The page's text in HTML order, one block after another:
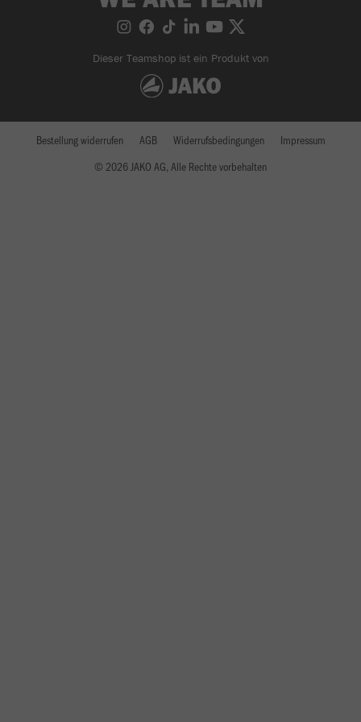
Dieser Teamshop ist ein Produkt von
© 2026 JAKO AG, Alle Rechte vorbehalten
Bestellung widerrufen AGB Widerrufsbedingungen Impressum